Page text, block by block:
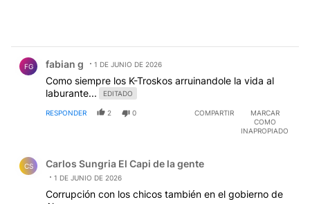
FG fabian g 1 DE JUNIO DE 2026
Como siempre los K-Troskos arruinandole la vida al
laburante...
EDITADO
RESPONDER 2 0 COMPARTIR
MARCAR
COMO
INAPROPIADO
CS Carlos Sungria El Capi de la gente
1 DE JUNIO DE 2026
Corrupción con los chicos también en el gobierno de